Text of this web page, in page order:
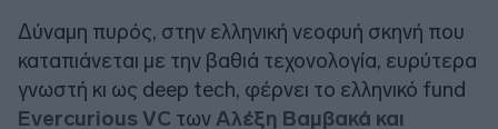
Δύναμη πυρός, στην ελληνική νεοφυή σκηνή που
καταπιάνεται με την βαθιά τεχονολογία, ευρύτερα
γνωστή κι ως deep tech, φέρνει το ελληνικό fund
Evercurious VC τωνΑλέξη Βαμβακά και